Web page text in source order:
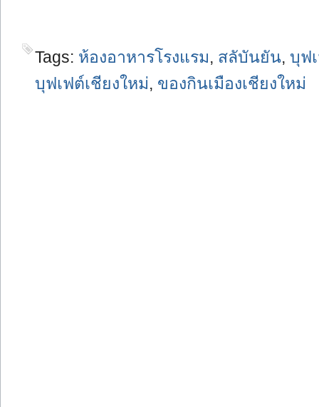
Tags: ห้องอาหารโรงแรม, สลับันยัน, บุฟ
บุฟเฟต์เชียงใหม่, ของกินเมืองเชียงใหม่